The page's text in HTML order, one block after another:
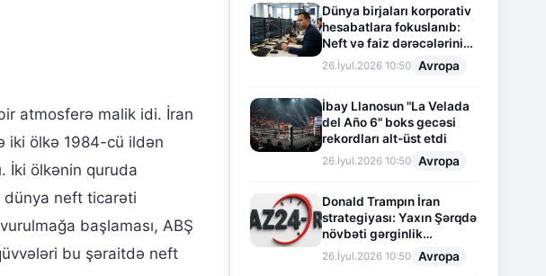
atmosferə malik idi. İran
iki ölkə 1984-cü ildən
İki ölkənin quruda
dünya neft ticarəti
başlaması, ABŞ
bu şəraitdə neft
Dünya birjaları korporativ
hesabatlara fokuslanıb:
Neft və faiz dərəcələrinin
təsiri altında cari vəziyyət
26.İyul.2026 10:50 Avropa
İbay Llanosun "La Velada
del Año 6" boks gecəsi
rekordları alt-üst etdi
26.İyul.2026 10:50 Avropa
Donald Trampın İran
strategiyası: Yaxın Şərqdə
növbəti gərginlik
mərhələsi
26.İyul.2026 10:50 Avropa